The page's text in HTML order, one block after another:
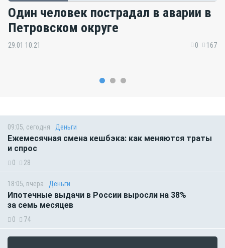
Один человек пострадал в аварии в
Петровском округе
29.01 10:21 0 167
09:05, сегодня Деньги
Ежемесячная смена кешбэка: как меняются траты
и спрос
0 28
18:05, вчера Деньги
Ипотечные выдачи в России выросли на 38%
за семь месяцев
0 74